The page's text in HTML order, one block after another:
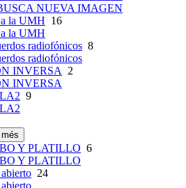
NUEVA IMAGEN
la UMH 16
la UMH
radiofónicos 8
radiofónicos
INVERSA 2
INVERSA
9
Y PLATILLO 6
Y PLATILLO
24